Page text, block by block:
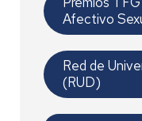
Afectivo
Red de
(RUD)